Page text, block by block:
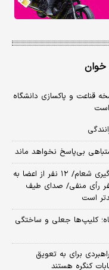
خوان
قناعت و پاکسازی دانشگاه
بی‌پاسخ نخواهد ماند
اظهارات جدید معاون پزشکیان درباره تصمیم‌گیری شعام/ ۱۲ نفر از اعضا به
رأی منفی/ صدای طیف
است
کلیپ‌ها جعلی و ساختگی
برای به تعویق
کنگره هستند